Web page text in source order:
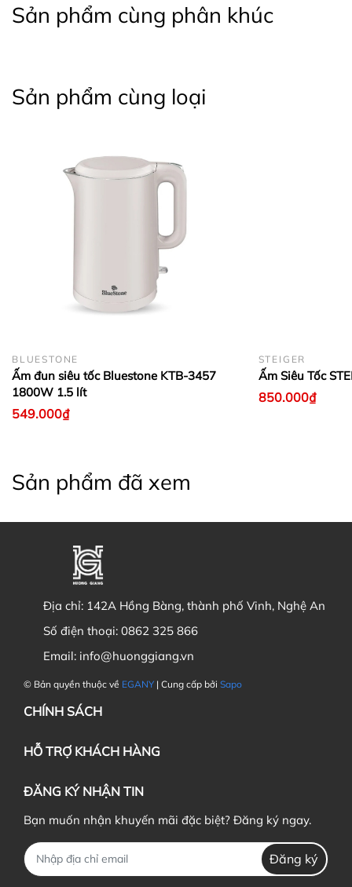
Sản phẩm cùng phân khúc
Sản phẩm cùng loại
BLUESTONE
Ấm đun siêu tốc Bluestone KTB-3457
1800W 1.5 lít
549.000₫
STEIGER
Ấm Siêu Tốc
850.000₫
Sản phẩm đã xem
Địa chỉ: 142A Hồng Bàng, thành phố Vinh, Nghệ An
Số điện thoại: 0862 325 866
Email: info@huonggiang.vn
© Bản quyền thuộc về EGANY | Cung cấp bởi Sapo
CHÍNH SÁCH
HỖ TRỢ KHÁCH HÀNG
ĐĂNG KÝ NHẬN TIN
Bạn muốn nhận khuyến mãi đặc biệt? Đăng ký ngay.
Đăng ký